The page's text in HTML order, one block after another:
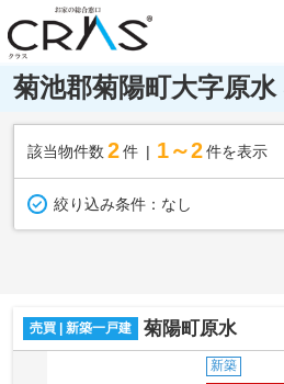
菊池郡菊陽町大字原
該当物件数 2件 1～2 件を表示
絞り込み条件： なし
売買 | 新築一戸建 菊陽町原水
新築